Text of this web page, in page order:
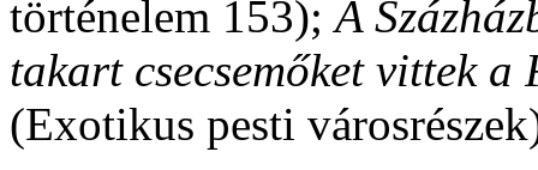
történelem 153);A
takart csecsemőket vittek a
(Exotikus pesti